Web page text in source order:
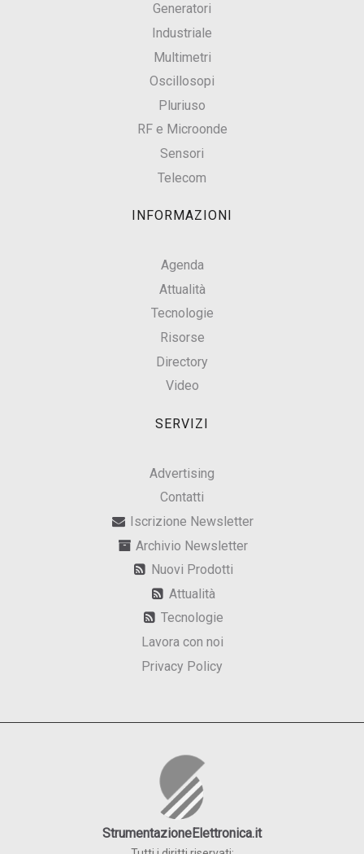
Generatori
Industriale
Multimetri
Oscillosopi
Pluriuso
RF e Microonde
Sensori
Telecom
INFORMAZIONI
Agenda
Attualità
Tecnologie
Risorse
Directory
Video
SERVIZI
Advertising
Contatti
Iscrizione Newsletter
Archivio Newsletter
Nuovi Prodotti
Attualità
Tecnologie
Lavora con noi
Privacy Policy
StrumentazioneElettronica.it